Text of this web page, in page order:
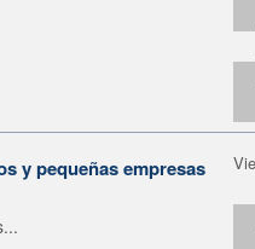
y pequeñas empresas